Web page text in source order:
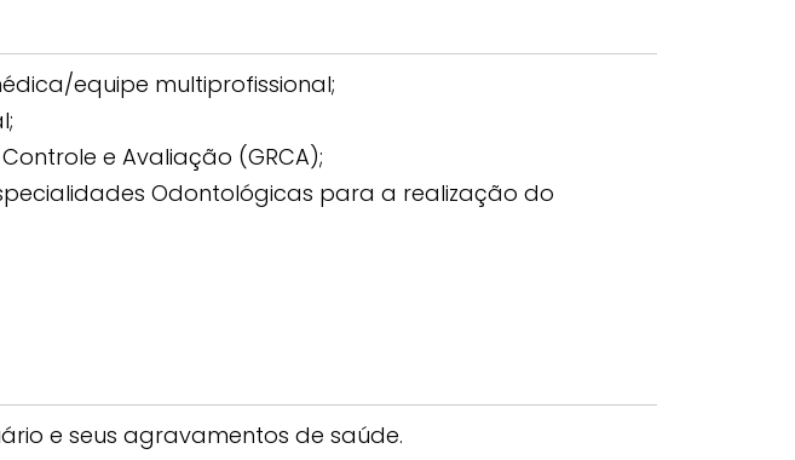
equipe multiprofissional;
e Avaliação (GRCA);
Odontológicas para a realização do
e seus agravamentos de saúde.